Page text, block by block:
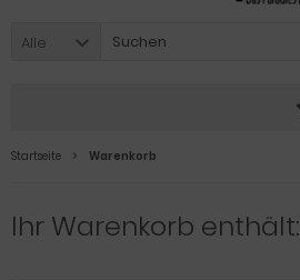
Alle
Startseite Warenkorb
Ihr Warenkorb enthält: